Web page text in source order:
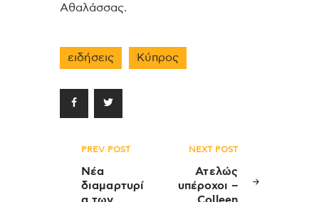
Αθαλάσσας.
ειδήσεις Κύπρος
Πλοήγηση
άρθρων
PREV POST
Νέα
διαμαρτυρί
α των
NEXT POST
Ατελώς
υπέροχοι –
Colleen